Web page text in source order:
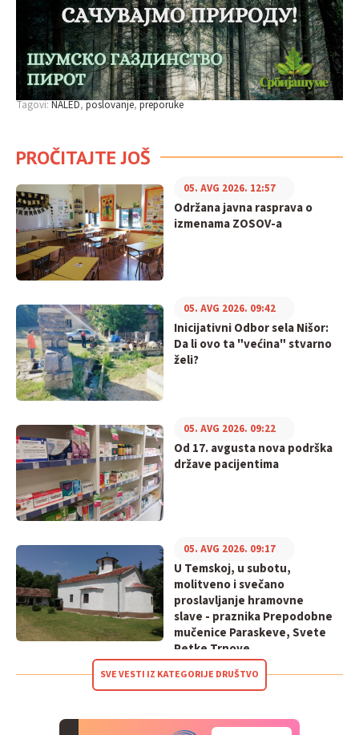
Tagovi: NALED poslovanje preporuke
PROČITAJTE JOŠ
Održana javna rasprava o
izmenama ZOSOV-a
05. AVG 2026. 12:57
Inicijativni Odbor sela Nišor:
Da li ovo ta "većina" stvarno
želi?
05. AVG 2026. 09:42
Od 17. avgusta nova podrška
države pacijentima
05. AVG 2026. 09:22
U Temskoj, u subotu,
molitveno i svečano
proslavljanje hramovne
slave - praznika Prepodobne
mučenice Paraskeve, Svete
Petke Trnove
05. AVG 2026. 09:17
SVE VESTI IZ KATEGORIJE DRUŠTVO